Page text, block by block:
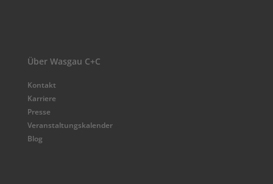
Über Wasgau C+C
Kontakt
Karriere
Presse
Veranstaltungskalender
Blog